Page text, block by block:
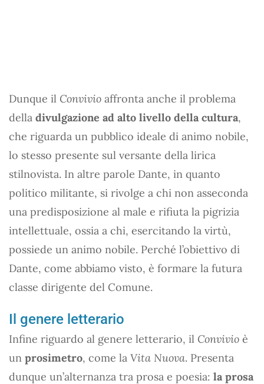
Dunque il Convivio affronta anche il problema
della divulgazione ad alto livello della cultura,
che riguarda un pubblico ideale di animo nobile,
lo stesso presente sul versante della lirica
stilnovista. In altre parole Dante, in quanto
politico militante, si rivolge a chi non asseconda
una predisposizione al male e rifiuta la pigrizia
intellettuale, ossia a chi, esercitando la virtù,
possiede un animo nobile. Perché l’obiettivo di
Dante, come abbiamo visto, è formare la futura
classe dirigente del Comune.
Il genere letterario
Infine riguardo al genere letterario, il Convivio è
un prosimetro, come la Vita Nuova. Presenta
dunque un’alternanza tra prosa e poesia: la prosa